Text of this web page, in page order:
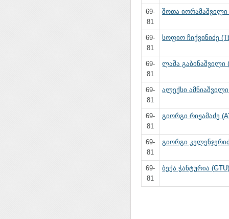
69-
81
შოთა იორამაშვილი
69-
81
სოფიო ჩიქვინიძე
69-
81
ლაშა გაბინაშვილი
69-
81
ალექსი ამნიაშვილი
69-
81
გიორგი რიჟამაძე
69-
81
გიორგი
69-
81
ბექა ჭანტურია (GTU)